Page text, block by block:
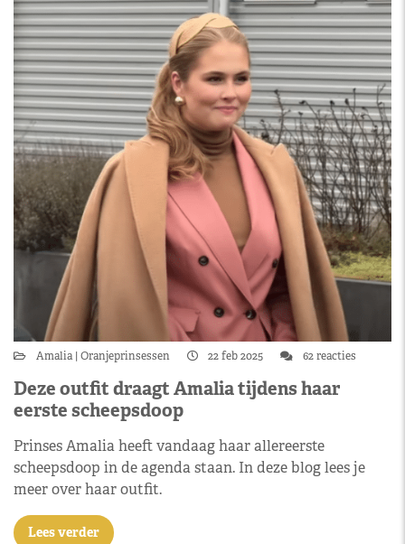
Amalia Oranjeprinsessen 22 feb 2025 62 reacties
Deze outfit draagt Amalia tijdens haar
eerste scheepsdoop
Prinses Amalia heeft vandaag haar allereerste
scheepsdoop in de agenda staan. In deze blog lees je
meer over haar outfit.
Lees verder